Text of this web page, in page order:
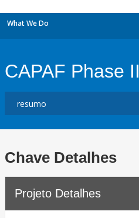
What We Do
CAPAF Phase II
Chave Detalhes
Projeto Detalhes